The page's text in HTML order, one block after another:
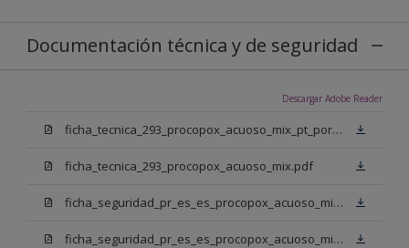
Documentación técnica y de seguridad
Descargar Adobe Reader
ficha_tecnica_293_procopox_acuoso_mix_pt_portugal.pdf
ficha_tecnica_293_procopox_acuoso_mix.pdf
ficha_seguridad_pr_es_es_procopox_acuoso_mix_bb.pdf
ficha_seguridad_pr_es_es_procopox_acuoso_mix_bm.pdf